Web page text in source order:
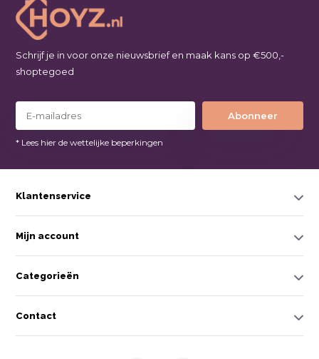
Schrijf je in voor onze nieuwsbrief en maak kans op €500,-
shoptegoed
Abonneer
* Lees hier de wettelijke beperkingen
Klantenservice
Mijn account
Categorieën
Contact